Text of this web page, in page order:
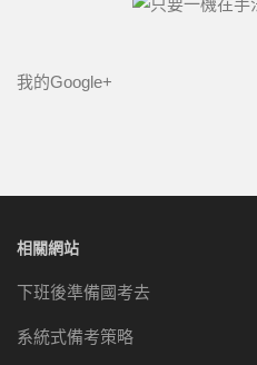
我的Google+
相關網站
下班後準備國考去
系統式備考策略